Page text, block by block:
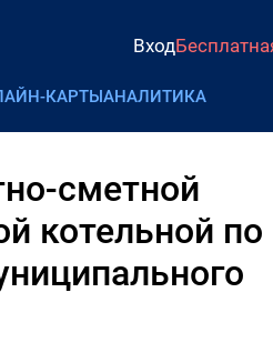
Вход
КАРТЫАНАЛИТИКА
сметной
котельной по